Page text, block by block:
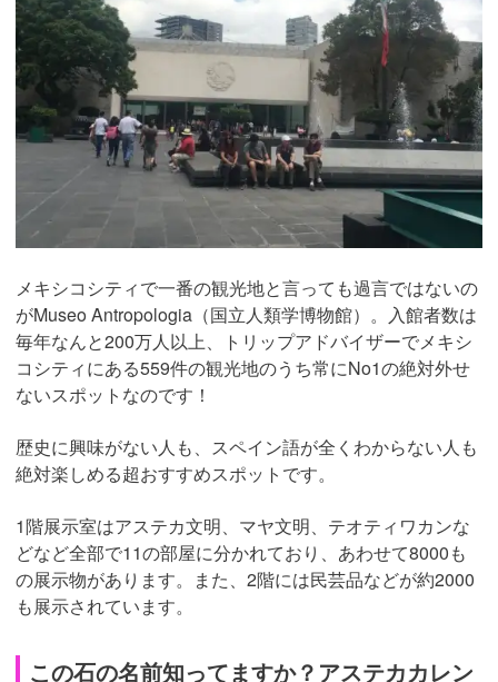
メキシコシティで一番の観光地と言っても過言ではないの
がMuseo Antropologia（国立人類学博物館）。入館者数は
毎年なんと200万人以上、トリップアドバイザーでメキシ
コシティにある559件の観光地のうち常にNo1の絶対外せ
ないスポットなのです！
歴史に興味がない人も、スペイン語が全くわからない人も
絶対楽しめる超おすすめスポットです。
1階展示室はアステカ文明、マヤ文明、テオティワカンな
どなど全部で11の部屋に分かれており、あわせて8000も
の展示物があります。また、2階には民芸品などが約2000
も展示されています。
この石の名前知ってますか？アステカカレン